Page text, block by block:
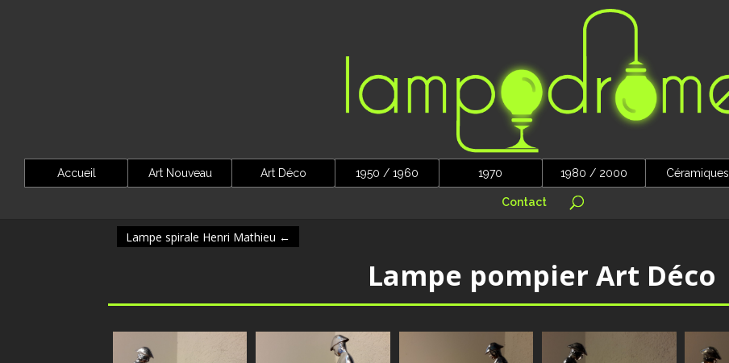
Accueil Art Nouveau Art Déco 1950 / 1960 1970 1980 / 2000 Céramiques
Contact
Lampe spirale Henri Mathieu ←
Lampe pompier Art Déco